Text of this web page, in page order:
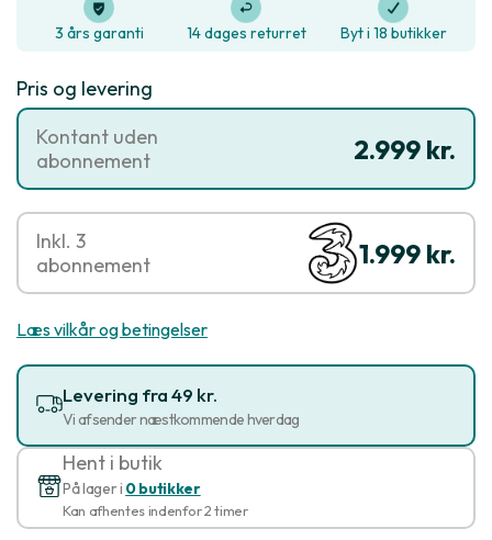
3 års garanti 14 dages returret Byt i 18 butikker
Pris og levering
2.999 kr.
Kontant uden
abonnement
1.999 kr.
Inkl. 3
abonnement
Læs vilkår og betingelser
Levering fra 49 kr.
Vi afsender næstkommende hverdag
Hent i butik
På lager i 0 butikker
Kan afhentes indenfor 2 timer